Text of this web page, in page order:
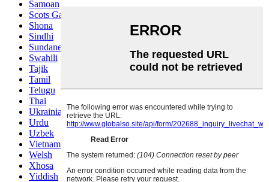
Samoan
Scots Gaelic
Shona
Sindhi
Sundanese
Swahili
Tajik
Tamil
Telugu
Thai
Ukrainian
Urdu
Uzbek
Vietnamese
Welsh
Xhosa
Yiddish